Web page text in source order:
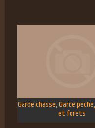
Garde chasse, Garde
et forets